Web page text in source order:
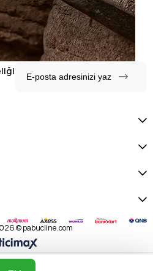
© pabucline.com